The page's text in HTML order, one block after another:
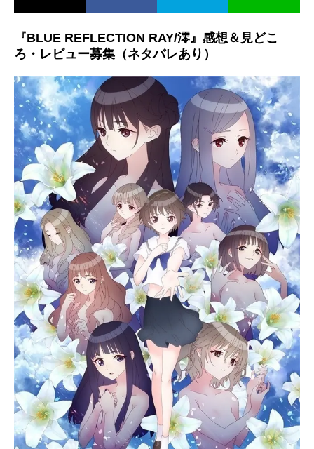
最新記事一覧
アニメ記事一覧 声優記事一覧
アニメ映画一覧 実写化映画一覧
今期アニメ曜日別一覧
春アニメ 夏アニメ
秋アニメ 冬アニメ
男性声優/女性声優一覧
FOLLOW US
『BLUE REFLECTION RAY/澪』感想＆見どこ
ろ・レビュー募集（ネタバレあり）